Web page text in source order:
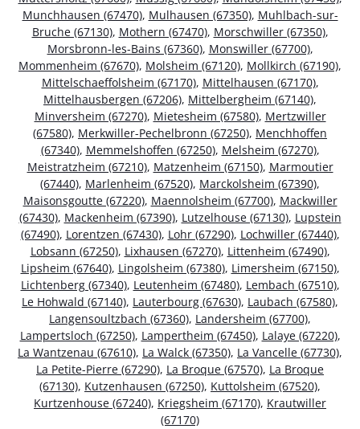
Munchhausen (67470), Mulhausen (67350), Muhlbach-sur-
Bruche (67130), Mothern (67470), Morschwiller (67350),
Morsbronn-les-Bains (67360), Monswiller (67700),
Mommenheim (67670), Molsheim (67120), Mollkirch (67190),
Mittelschaeffolsheim (67170), Mittelhausen (67170),
Mittelhausbergen (67206), Mittelbergheim (67140),
Minversheim (67270), Mietesheim (67580), Mertzwiller
(67580), Merkwiller-Pechelbronn (67250), Menchhoffen
(67340), Memmelshoffen (67250), Melsheim (67270),
Meistratzheim (67210), Matzenheim (67150), Marmoutier
(67440), Marlenheim (67520), Marckolsheim (67390),
Maisonsgoutte (67220), Maennolsheim (67700), Mackwiller
(67430), Mackenheim (67390), Lutzelhouse (67130), Lupstein
(67490), Lorentzen (67430), Lohr (67290), Lochwiller (67440),
Lobsann (67250), Lixhausen (67270), Littenheim (67490),
Lipsheim (67640), Lingolsheim (67380), Limersheim (67150),
Lichtenberg (67340), Leutenheim (67480), Lembach (67510),
Le Hohwald (67140), Lauterbourg (67630), Laubach (67580),
Langensoultzbach (67360), Landersheim (67700),
Lampertsloch (67250), Lampertheim (67450), Lalaye (67220),
La Wantzenau (67610), La Walck (67350), La Vancelle (67730),
La Petite-Pierre (67290), La Broque (67570), La Broque
(67130), Kutzenhausen (67250), Kuttolsheim (67520),
Kurtzenhouse (67240), Kriegsheim (67170), Krautwiller
(67170)